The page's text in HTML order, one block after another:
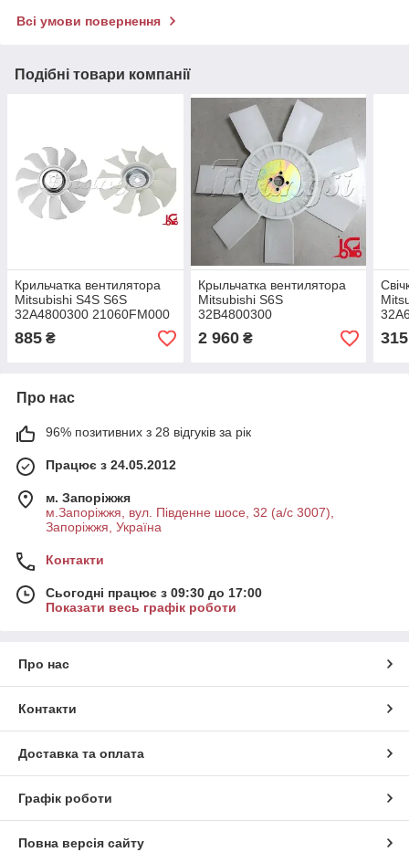
Всі умови повернення
Подібні товари компанії
Крильчатка вентилятора
Mitsubishi S4S S6S
32A4800300 21060FM000
800134872
885 ₴
Крыльчатка вентилятора
Mitsubishi S6S
32B4800300
AG32B4800100
2 960₴ 315
Про нас
96% позитивних з 28 відгуків за рік
Працює з 24.05.2012
м. Запоріжжя
м.Запоріжжя, вул. Південне шосе, 32 (а/с 3007),
Запоріжжя, Україна
Контакти
Сьогодні працює з 09:30 до 17:00
Показати весь графік роботи
Про нас
Контакти
Доставка та оплата
Графік роботи
Повна версія сайту